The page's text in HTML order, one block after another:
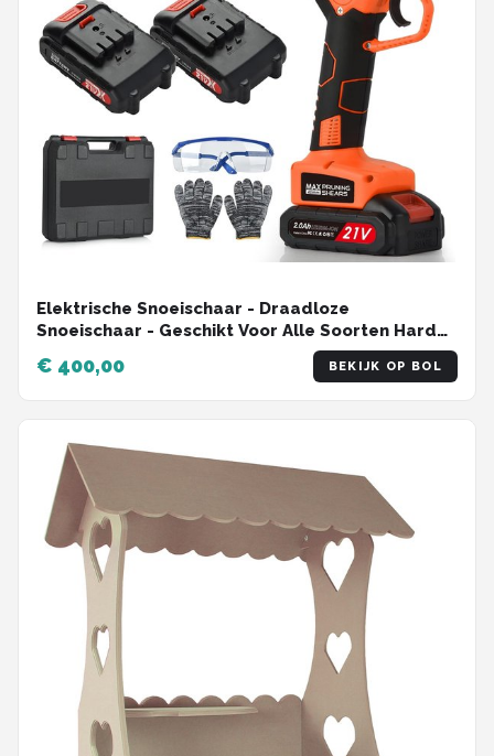
Elektrische Snoeischaar - Draadloze
Snoeischaar - Geschikt Voor Alle Soorten Harde
En Droge Takken - Bloemenschaar -
Takkenschaar - Heggenschaar - 2 Accu's Met
Acculader - Max 40 Mm Snijdiameter - Incl.
Opbergbox - Scherp Blad
€ 400,00 BEKIJK OP BOL